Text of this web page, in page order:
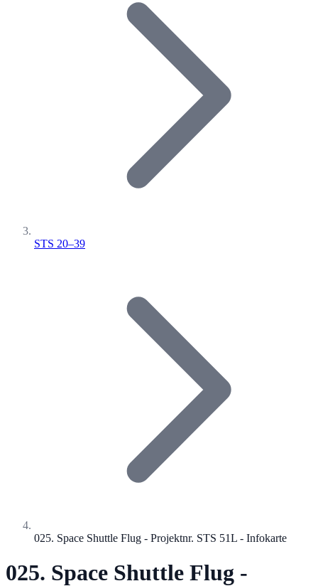
STS 20–39
025. Space Shuttle Flug - Projektnr. STS 51L - Infokarte
025. Space Shuttle Flug -